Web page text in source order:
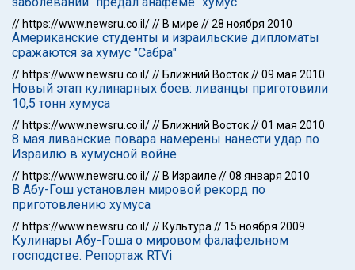
// https://www.newsru.co.il/// В мире //28 ноября 2010
Американские студенты и израильские дипломаты
сражаются за хумус "Сабра"
// https://www.newsru.co.il/// Ближний Восток//09 мая 2010
Новый этап кулинарных боев: ливанцы приготовили
10,5 тонн хумуса
// https://www.newsru.co.il/// Ближний Восток//01 мая 2010
8 мая ливанские повара намерены нанести удар по
Израилю в хумусной войне
// https://www.newsru.co.il/// В Израиле //08 января 2010
В Абу-Гош установлен мировой рекорд по
приготовлению хумуса
// https://www.newsru.co.il/// Культура // 15 ноября 2009
Кулинары Абу-Гоша о мировом фалафельном
господстве. Репортаж RTVi